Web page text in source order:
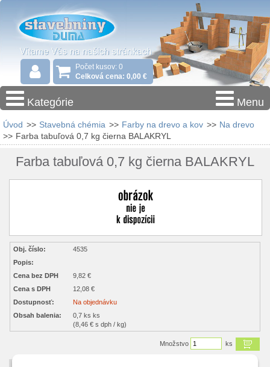
Počet kusov: 0
Celková cena: 0,00 €
Kategórie Menu
Úvod >> Stavebná chémia >> Farby na drevo a kov >> Na drevo
>> Farba tabuľová 0,7 kg čierna BALAKRYL
Farba tabuľová 0,7 kg čierna BALAKRYL
Obj. číslo:
4535
Popis:
Cena bez DPH
9,82 €
Cena s DPH
12,08 €
Dostupnosť:
Na objednávku
Obsah balenia:
0,7 ks ks
(8,46 € s dph / kg)
Množstvo ks